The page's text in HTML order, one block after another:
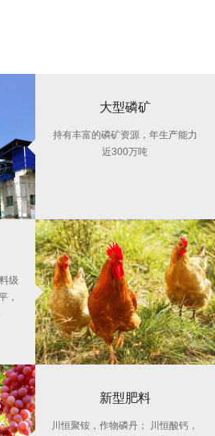
大型磷矿
持有丰富的磷矿资源，年生产能力
近300万吨
级
，
新型肥料
川恒聚铵，作物磷丹； 川恒酸钙，